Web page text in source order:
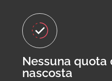
Nessuna quota
nascosta